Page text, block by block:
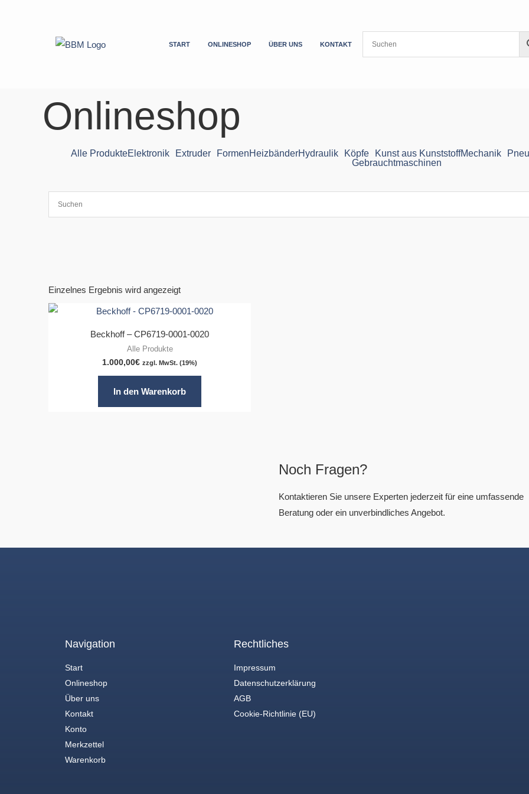
START ONLINESHOP ÜBER UNS
KONTAKT
Onlineshop
Alle ProdukteElektronik Extruder FormenHeizbänderHydraulik Köpfe Kunst aus KunststoffMechanik
Gebrauchtmaschinen
Einzelnes Ergebnis wird angezeigt
Beckhoff – CP6719-0001-0020
Alle Produkte
1.000,00€ zzgl. MwSt. (19%)
In den Warenkorb
Noch Fragen?
Kontaktieren Sie unsere Experten jederzeit für eine umfassende
Beratung oder ein unverbindliches Angebot.
Navigation
Start
Onlineshop
Über uns
Kontakt
Konto
Merkzettel
Warenkorb
Rechtliches
Impressum
Datenschutzerklärung
AGB
Cookie-Richtlinie (EU)